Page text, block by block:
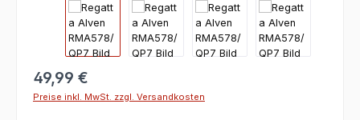
49,99 €
Preise inkl. MwSt. zzgl. Versandkosten